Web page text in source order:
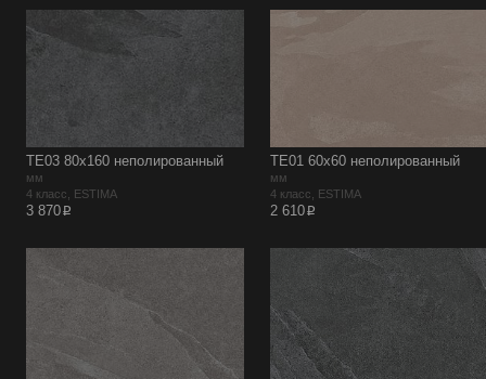
TE03 80x160 неполированный
мм
4 класс, ESTIMA
3 870p
TE01 60x60 неполированный
мм
4 класс, ESTIMA
2 610p